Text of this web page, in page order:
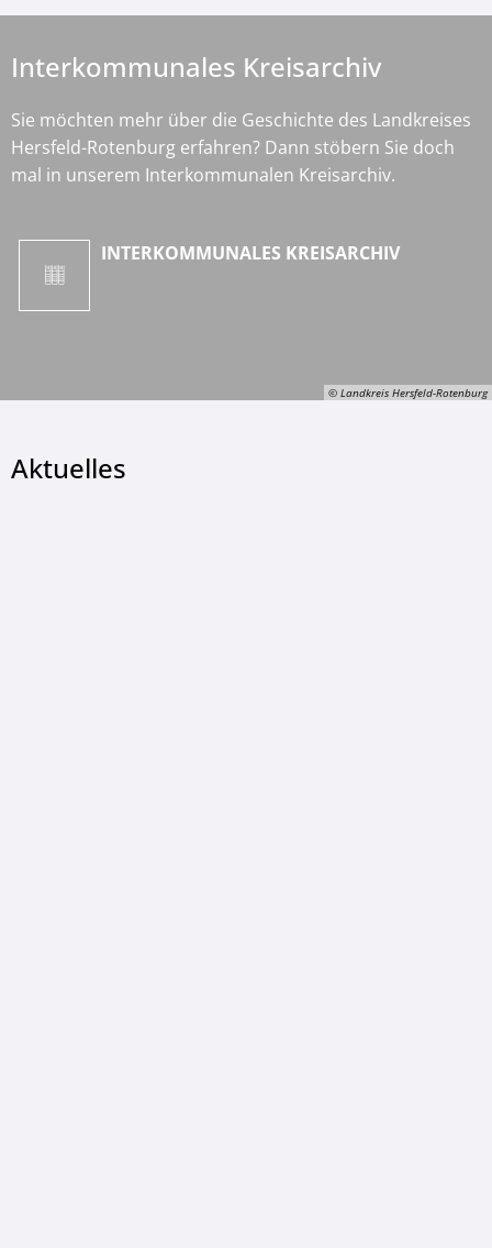
© Landkreis Hersfeld-Rotenburg
Interkommunales Kreisarchiv
Sie möchten mehr über die Geschichte des Landkreises
Hersfeld-Rotenburg erfahren? Dann stöbern Sie doch
mal in unserem Interkommunalen Kreisarchiv.
INTERKOMMUNALES KREISARCHIV
Aktuelles